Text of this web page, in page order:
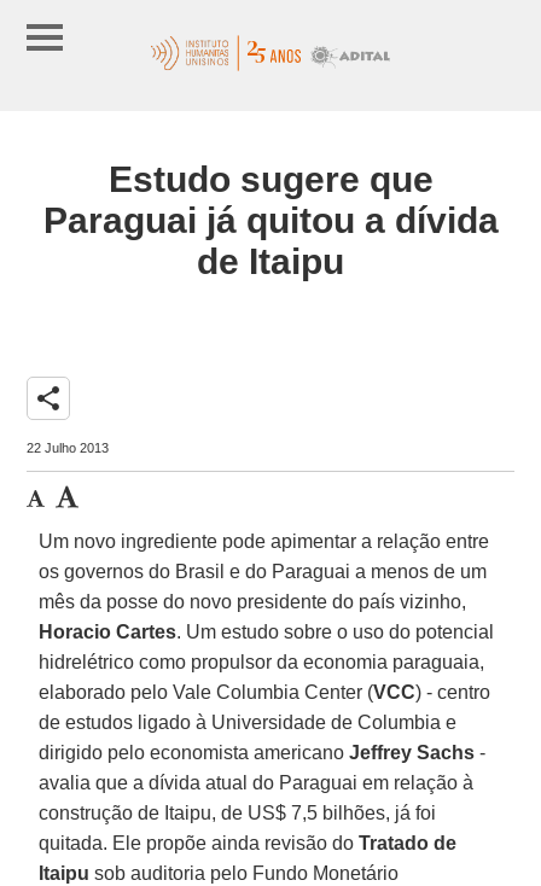
Estudo sugere que
Paraguai já quitou a dívida
de Itaipu
share
22 Julho 2013
Um novo ingrediente pode apimentar a relação entre
os governos do Brasil e do Paraguai a menos de um
mês da posse do novo presidente do país vizinho,
Horacio Cartes. Um estudo sobre o uso do potencial
hidrelétrico como propulsor da economia paraguaia,
elaborado pelo Vale Columbia Center (VCC) - centro
de estudos ligado à Universidade de Columbia e
dirigido pelo economista americano Jeffrey Sachs -
avalia que a dívida atual do Paraguai em relação à
construção de Itaipu, de US$ 7,5 bilhões, já foi
quitada. Ele propõe ainda revisão doTratado de
Itaipu sob auditoria pelo Fundo Monetário